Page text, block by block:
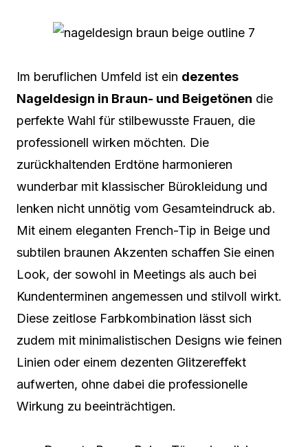
Im beruflichen Umfeld ist ein dezentes
Nageldesign in Braun- und Beigetönen die
perfekte Wahl für stilbewusste Frauen, die
professionell wirken möchten. Die
zurückhaltenden Erdtöne harmonieren
wunderbar mit klassischer Bürokleidung und
lenken nicht unnötig vom Gesamteindruck ab.
Mit einem eleganten French-Tip in Beige und
subtilen braunen Akzenten schaffen Sie einen
Look, der sowohl in Meetings als auch bei
Kundenterminen angemessen und stilvoll wirkt.
Diese zeitlose Farbkombination lässt sich
zudem mit minimalistischen Designs wie feinen
Linien oder einem dezenten Glitzereffekt
aufwerten, ohne dabei die professionelle
Wirkung zu beeinträchtigen.